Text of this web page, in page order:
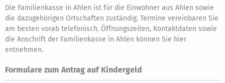
Die Familienkasse in Ahlen ist für die Einwohner aus Ahlen sowie
die dazugehörigen Ortschaften zuständig. Termine vereinbaren Sie
am besten vorab telefonisch. Öffnungszeiten, Kontaktdaten sowie
die Anschrift der Familienkasse in Ahlen können Sie hier
entnehmen.
Formulare zum Antrag auf Kindergeld